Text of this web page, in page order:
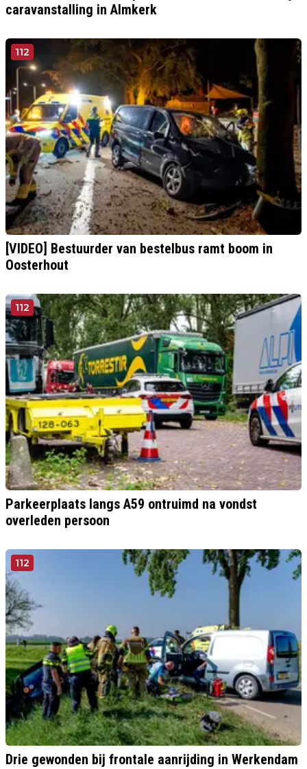
caravanstalling in Almkerk
112
[VIDEO] Bestuurder van bestelbus ramt boom in
Oosterhout
112
Parkeerplaats langs A59 ontruimd na vondst
overleden persoon
112
Drie gewonden bij frontale aanrijding in Werkendam